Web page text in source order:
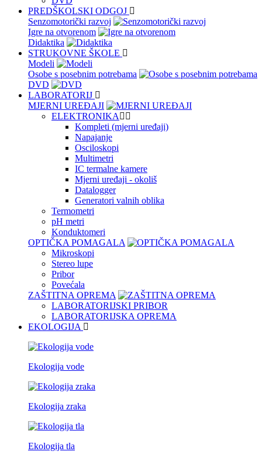
PREDŠKOLSKI ODGOJ
Senzomotorički razvoj
Igre na otvorenom
Didaktika
STRUKOVNE ŠKOLE
Modeli
Osobe s posebnim potrebama
DVD
LABORATORIJ
MJERNI UREĐAJI
ELEKTRONIKA
Kompleti (mjerni uređaji)
Napajanje
Osciloskopi
Multimetri
IC termalne kamere
Mjerni uređaji - okoliš
Datalogger
Generatori valnih oblika
Termometri
pH metri
Konduktomeri
OPTIČKA POMAGALA
Mikroskopi
Stereo lupe
Pribor
Povećala
ZAŠTITNA OPREMA
LABORATORIJSKI PRIBOR
LABORATORIJSKA OPREMA
EKOLOGIJA
Ekologija vode
Ekologija zraka
Ekologija tla